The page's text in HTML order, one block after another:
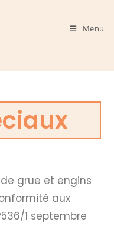
Menu
grue et engins
aux
1 septembre